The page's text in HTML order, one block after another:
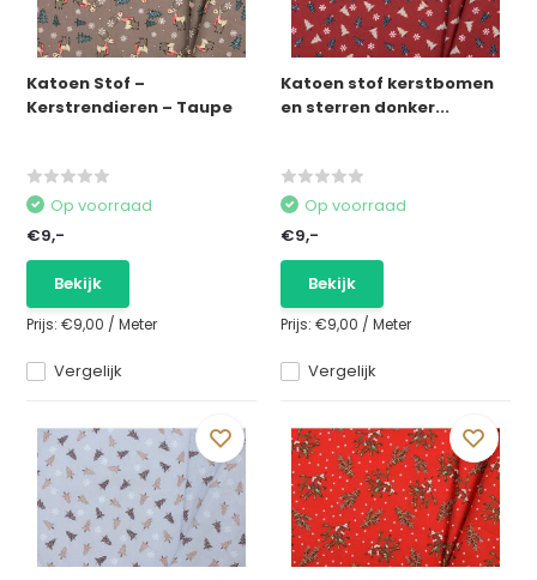
Katoen Stof –
Kerstrendieren – Taupe
Vergelijk
Op voorraad
€9,-
Bekijk
Prijs:€9,00 /Meter
Katoen stof kerstbomen
en sterren donker...
Vergelijk
Op voorraad
€9,-
Bekijk
Prijs: €9,00 / Meter